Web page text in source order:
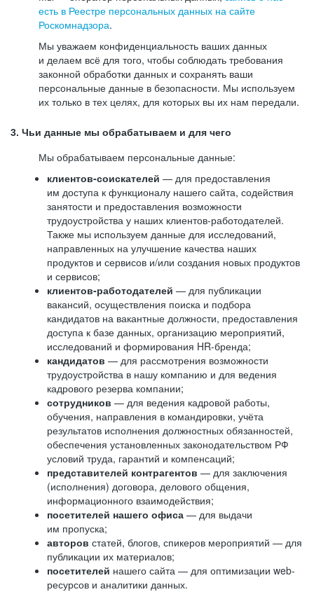
есть в Реестре персональных данных на сайте
Роскомнадзора.
Мы уважаем конфиденциальность ваших данных
и делаем всё для того, чтобы соблюдать требования
законной обработки данных и сохранять ваши
персональные данные в безопасности. Мы используем
их только в тех целях, для которых вы их нам передали.
3. Чьи данные мы обрабатываем и для чего
Мы обрабатываем персональные данные:
клиентов-соискателей — для предоставления
им доступа к функционалу нашего сайта, содействия
занятости и предоставления возможности
трудоустройства у наших клиентов-работодателей.
Также мы используем данные для исследований,
направленных на улучшение качества наших
продуктов и сервисов и/или создания новых продуктов
и сервисов;
клиентов-работодателей — для публикации
вакансий, осуществления поиска и подбора
кандидатов на вакантные должности, предоставления
доступа к базе данных, организацию мероприятий,
исследований и формирования HR-бренда;
кандидатов — для рассмотрения возможности
трудоустройства в нашу компанию и для ведения
кадрового резерва компании;
сотрудников — для ведения кадровой работы,
обучения, направления в командировки, учёта
результатов исполнения должностных обязанностей,
обеспечения установленных законодательством РФ
условий труда, гарантий и компенсаций;
представителей контрагентов — для заключения
(исполнения) договора, делового общения,
информационного взаимодействия;
посетителей нашего офиса — для выдачи
им пропуска;
авторов статей, блогов, спикеров мероприятий — для
публикации их материалов;
посетителей нашего сайта — для оптимизации web-
ресурсов и аналитики данных.